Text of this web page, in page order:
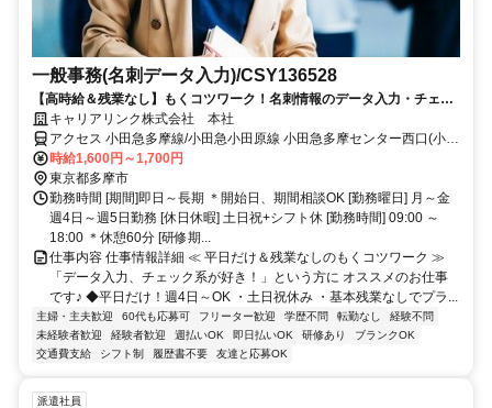
一般事務(名刺データ入力)/CSY136528
【高時給＆残業なし】もくコツワーク！名刺情報のデータ入力・チェッ
ク/土日祝休み＊日払い・週払いOK
キャリアリンク株式会社 本社
アクセス 小田急多摩線/小田急小田原線 小田急多摩センター西口(小田
急)徒歩約17分、京王相模原線 京王多摩センター中央口(京王)徒歩約
18分、多摩都市モノレール線 多摩センター出口1徒歩約18分 各線 多
摩センター駅 徒歩7分
時給1,600円～1,700円
東京都多摩市
勤務時間 [期間]即日～長期 ＊開始日、期間相談OK [勤務曜日] 月～金
週4日～週5日勤務 [休日休暇] 土日祝+シフト休 [勤務時間] 09:00 ～
18:00 ＊休憩60分 [研修期...
仕事内容 仕事情報詳細 ≪ 平日だけ＆残業なしのもくコツワーク ≫
「データ入力、チェック系が好き！」という方に オススメのお仕事
です♪ ◆平日だけ！週4日～OK ・土日祝休み ・基本残業なしでプラ...
主婦・主夫歓迎 60代も応募可 フリーター歓迎 学歴不問 転勤なし
経験不問
未経験者歓迎
経験者歓迎 週払いOK 即日払いOK 研修あり
ブランクOK
交通費支給
シフト制 履歴書不要 友達と応募OK
派遣社員